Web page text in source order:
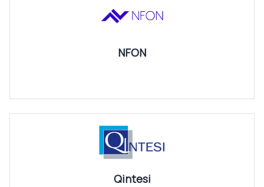
NFON
Qintesi